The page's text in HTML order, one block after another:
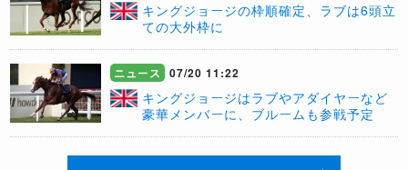
キングジョージの枠順確定、ラブは6頭立
ての大外枠に
ニュース 07/20 11:22
キングジョージはラブやアダイヤーなど
豪華メンバーに、ブルームも参戦予定